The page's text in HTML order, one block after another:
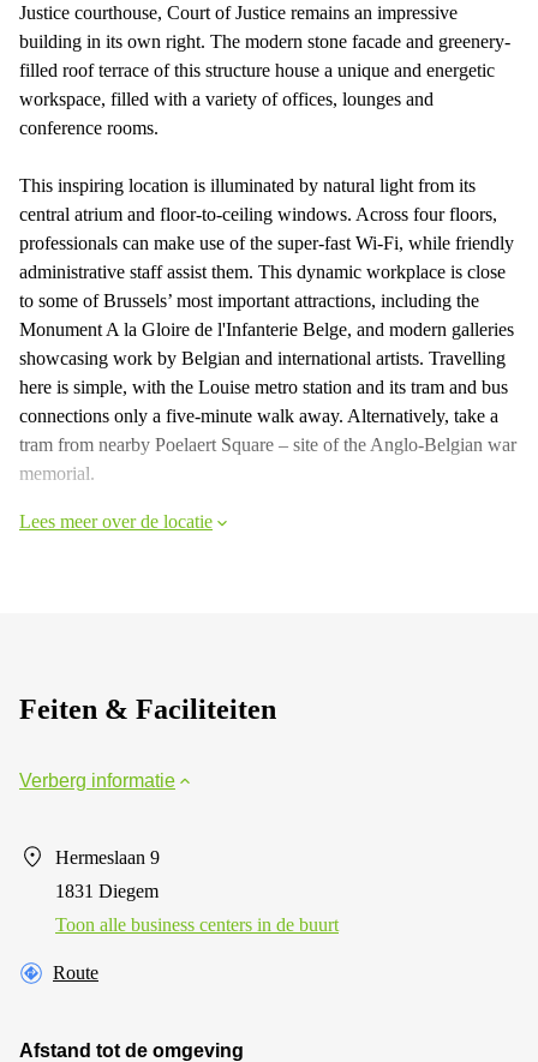
Justice courthouse, Court of Justice remains an impressive
building in its own right. The modern stone facade and greenery-
filled roof terrace of this structure house a unique and energetic
workspace, filled with a variety of offices, lounges and
conference rooms.
This inspiring location is illuminated by natural light from its
central atrium and floor-to-ceiling windows. Across four floors,
professionals can make use of the super-fast Wi-Fi, while friendly
administrative staff assist them. This dynamic workplace is close
to some of Brussels’ most important attractions, including the
Monument A la Gloire de l'Infanterie Belge, and modern galleries
showcasing work by Belgian and international artists. Travelling
here is simple, with the Louise metro station and its tram and bus
connections only a five-minute walk away. Alternatively, take a
tram from nearby Poelaert Square – site of the Anglo-Belgian war
memorial.
Lees meer over de locatie
Feiten & Faciliteiten
Verberg informatie
Hermeslaan 9
1831 Diegem
Toon alle business centers in de buurt
Route
Afstand tot de omgeving